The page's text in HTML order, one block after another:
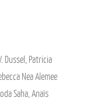
Dussel, Patricia
Nea Alemee
Saha, Anaïs